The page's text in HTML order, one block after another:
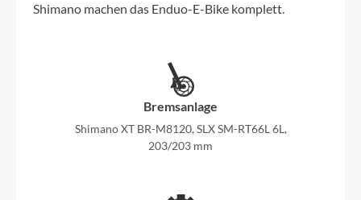
Shimano machen das Enduo-E-Bike komplett.
Bremsanlage
Shimano XT BR-M8120, SLX SM-RT66L 6L,
203/203 mm